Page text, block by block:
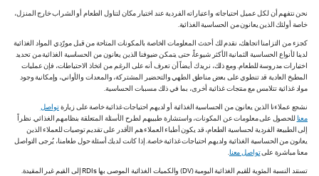
نحن نتفهم أن لكل عميل احتياجاته واعتباراته الفردية عند اختيار مكان لتناول الطعام أو الشراب خارج المنزل،
خاصة أولئك الذين يعانون من الحساسية الغذائية.
كجزء من التزامنا اتجاهك، نقدم لك أحدث المعلومات الخاصة بالمكونات المتاحة من قبل مورّدي المواد الغذائية
لدينا لأنواع الحساسية الثمانية الأكثر شيوعاً، حتى يتمكن ضيوفنا الذين يعانون من الحساسية الغذائية من تحديد
اختيارات مدروسة للطعام. ومع ذلك، نريدك أيضاً أن تعرف أنه على الرغم من اتخاذ الاحتياطات، فإن عمليات
المطبخ العادية قد تنطوي على بعض مناطق الطهي والتحضير المشتركة، والمعدات والأواني، وإمكانية وجود
مواد غذائية تتلامس مع منتجات غذائية أخرى، بما في ذلك مسببات الحساسية.
نشجع عملاءنا الذين يعانون من الحساسية الغذائية أو لديهم احتياجات غذائية خاصة على زيارةتواصل
معنا للحصول على معلومات عن المكونات، واستشارة طبيبهم لطرح الأسئلة المتعلقة بنظامهم الغذائي. نظراً
إلى الطبيعة الفردية لحساسية الطعام، قد يكون أطباء العملاء هم الأقدر على تقديم توصيات للعملاء الذين
يعانون من الحساسية الغذائية ولديهم احتياجات غذائية خاصة. إذا كانت لديك أسئلة حول طعامنا، يُرجى التواصل
معنا مباشرة علىتواصل معنا.
تستند النسبة المئوية للقيم الغذائية اليومية (DV) والكميات الغذائية الموصى بها RDIs إلى القيم غير المقيدة.